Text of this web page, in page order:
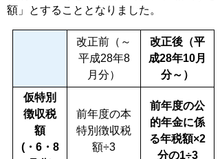
額」とすることとなりました。
改正前（～
平成28年8
月分）
改正後（平
成28年10月
分～）
仮特別
徴収税
額
(・6・8
前年度の本
特別徴収税
額÷3
前年度の公
的年金に係
る年税額×2
分の1÷3